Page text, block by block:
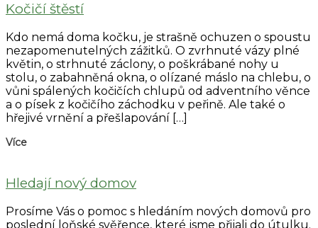
Kočičí štěstí
Kdo nemá doma kočku, je strašně ochuzen o spoustu
nezapomenutelných zážitků. O zvrhnuté vázy plné
květin, o strhnuté záclony, o poškrábané nohy u
stolu, o zabahněná okna, o olízané máslo na chlebu, o
vůni spálených kočičích chlupů od adventního věnce
a o písek z kočičího záchodku v peřině. Ale také o
hřejivé vrnění a přešlapování […]
Více
Hledají nový domov
Prosíme Vás o pomoc s hledáním nových domovů pro
poslední loňské svěřence, které jsme přijali do útulku.